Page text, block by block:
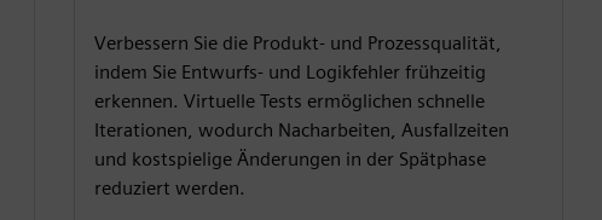
Verbessern Sie die Produkt- und Prozessqualität,
indem Sie Entwurfs- und Logikfehler frühzeitig
erkennen. Virtuelle Tests ermöglichen schnelle
Iterationen, wodurch Nacharbeiten, Ausfallzeiten
und kostspielige Änderungen in der Spätphase
reduziert werden.